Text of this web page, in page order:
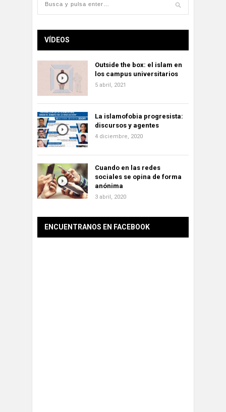
VÍDEOS
Outside the box: el islam en
los campus universitarios
5 abril, 2021
La islamofobia progresista:
discursos y agentes
4 diciembre, 2020
Cuando en las redes
sociales se opina de forma
anónima
3 abril, 2020
ENCUENTRANOS EN FACEBOOK